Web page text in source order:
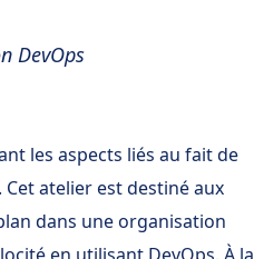
DevOps
les aspects liés au fait de
atelier est destiné aux
dans une organisation